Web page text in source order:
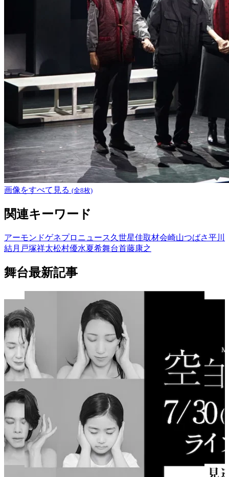
画像をすべて見る (全8枚)
関連キーワード
アーモンドゲネプロ ニュース久世星佳取材会崎山つばさ平川
結月 戸塚祥太松村優水夏希舞台首藤康之
舞台最新記事